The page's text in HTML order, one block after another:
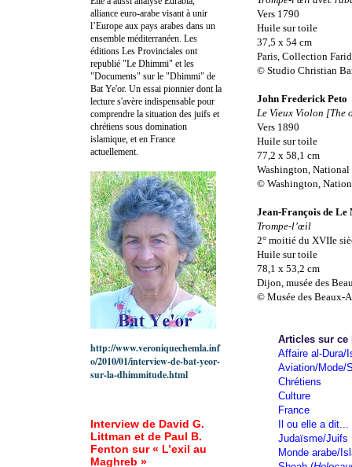
Vers 1790
Huile sur toile
37,5 x 54 cm
Paris, Collection
© Studio Christian
John Frederick Peto
Le Vieux Violon [The
Vers 1890
Huile sur toile
77,2 x 58,1 cm
Washington,
© Washington,
Jean-François de Le
Trompe-l’œil
2° moitié du XVIIe
Huile sur toile
78,1 x 53,2 cm
Dijon, musée des
© Musée des Beaux-
Articles sur ce
Affaire al-Dura/
Aviation/Mode/
Chrétiens
Culture
France
Il ou elle a dit...
Judaïsme/Juifs
Monde arabe/
alliance euro-arabe visant à unir
l’Europe aux pays arabes dans un
ensemble méditerranéen. Les
éditions Les Provinciales ont
republié "Le Dhimmi" et les
"Documents" sur le "Dhimmi" de
Bat Ye'or. Un essai pionnier dont la
lecture s'avère indispensable pour
comprendre la situation des juifs et
chrétiens sous domination
islamique, et en France
actuellement.
http://www.veroniquechemla.inf
o/2010/01/interview-de-bat-yeor-
sur-la-dhimmitude.html
Interview de David G.
Littman et de Paul B.
Fenton sur « L’exil au
Maghreb »